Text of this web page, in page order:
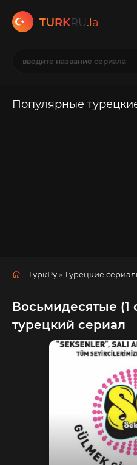
TURKRU.la
Популярные
ТуркРу »Турецкие
Восьмидесятые (1
турецкий сериал